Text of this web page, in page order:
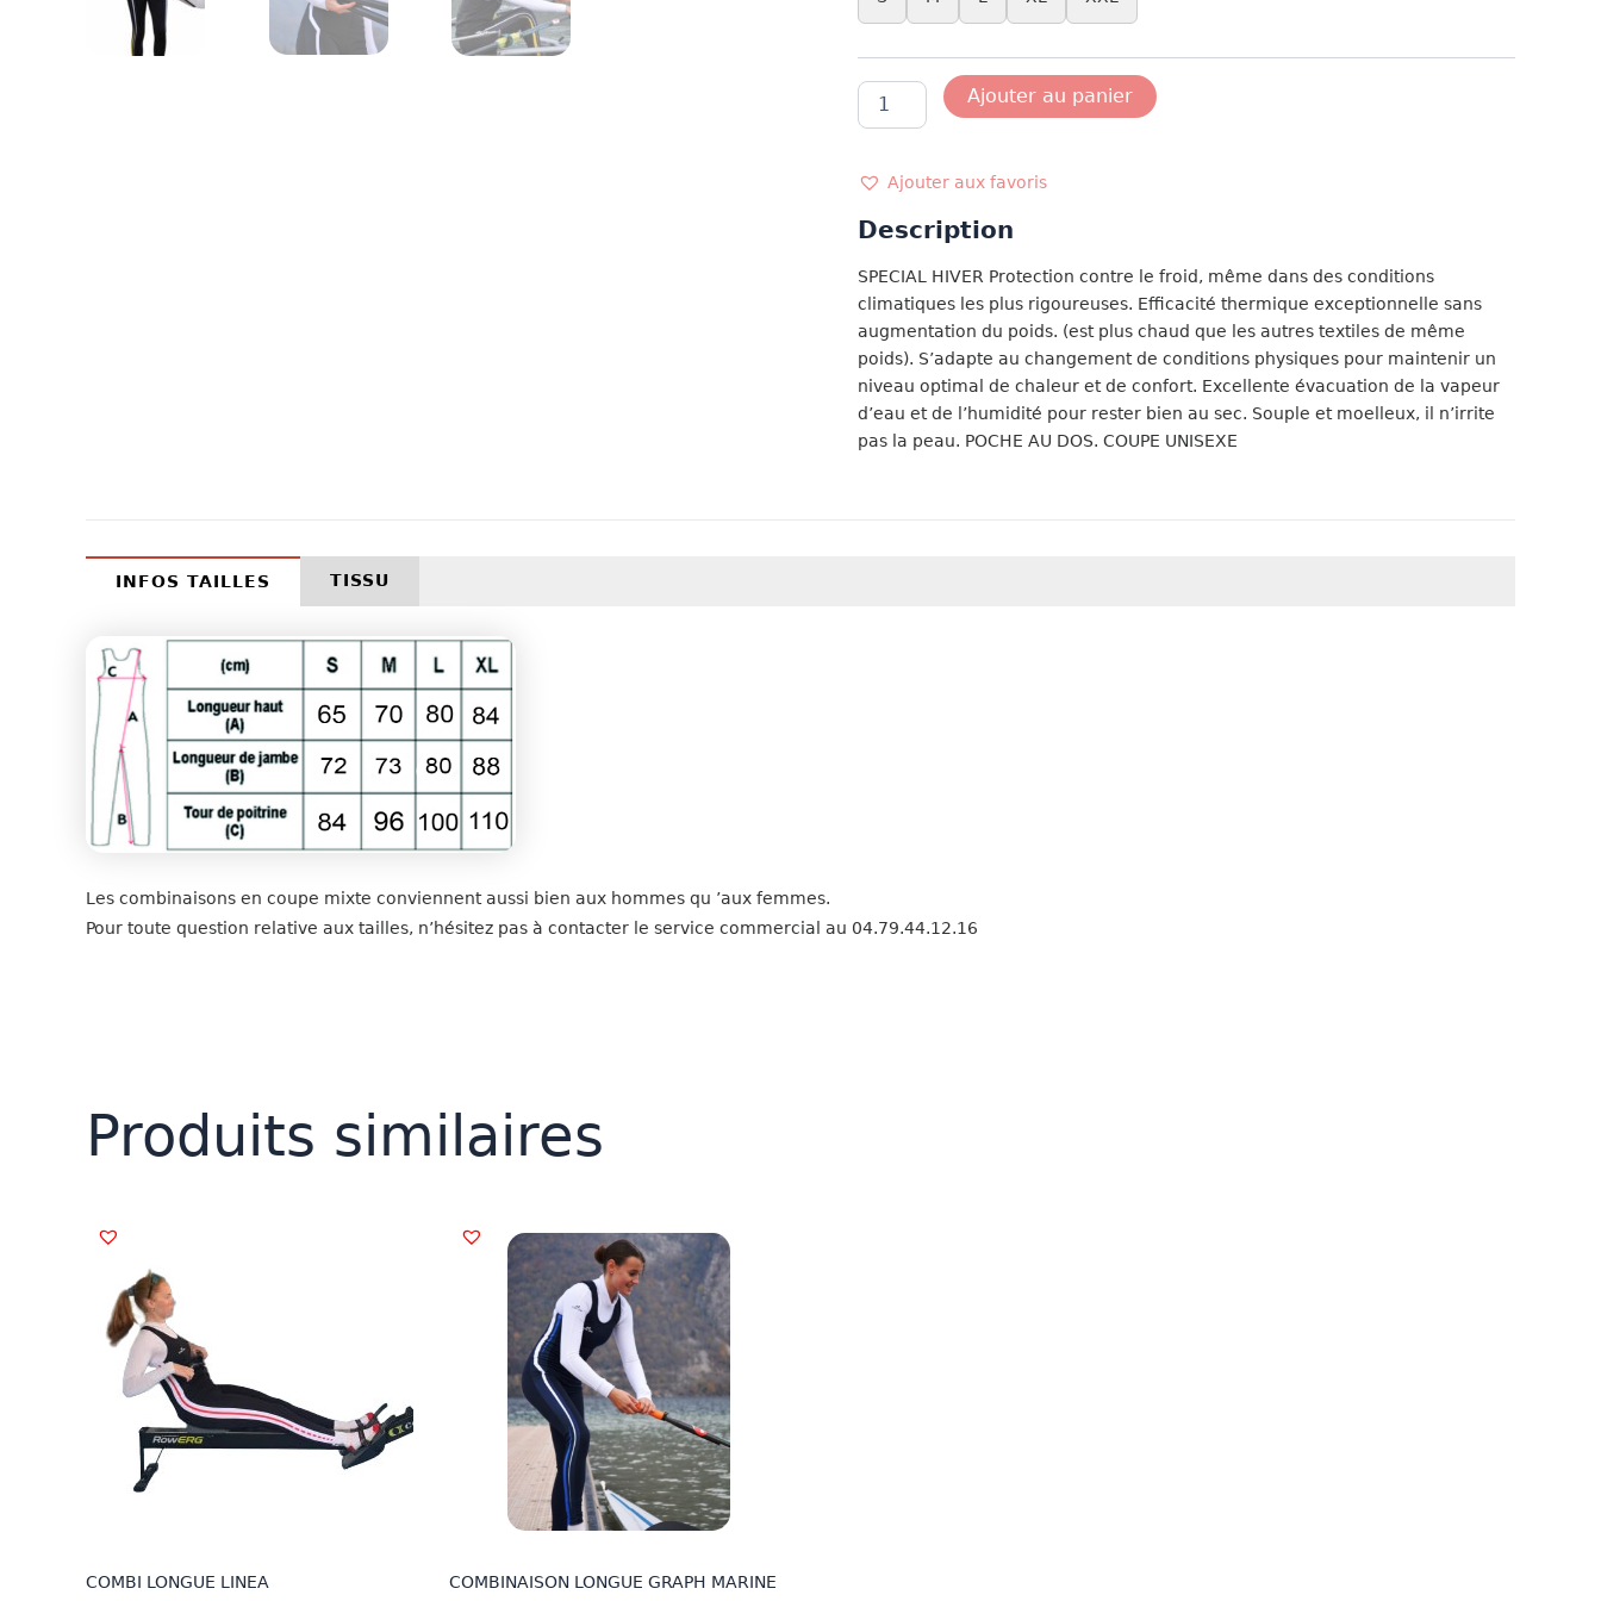
quantité
COMBINAISON
GRAPH
Ajouter au panier
Ajouter aux favoris
Description
SPECIAL HIVER Protection contre le froid, même dans des conditions
climatiques les plus rigoureuses. Efficacité thermique exceptionnelle sans
augmentation du poids. (est plus chaud que les autres textiles de même
poids). S’adapte au changement de conditions physiques pour maintenir un
niveau optimal de chaleur et de confort. Excellente évacuation de la vapeur
d’eau et de l’humidité pour rester bien au sec. Souple et moelleux, il n’irrite
pas la peau. POCHE AU DOS. COUPE UNISEXE
INFOS TAILLES TISSU
Les combinaisons en coupe mixte conviennent aussi bien aux hommes qu ’aux femmes.
Pour toute question relative aux tailles, n’hésitez pas à contacter le service commercial au 04.79.44.12.16
Produits similaires
COMBI LONGUE LINEA COMBINAISON LONGUE GRAPH MARINE